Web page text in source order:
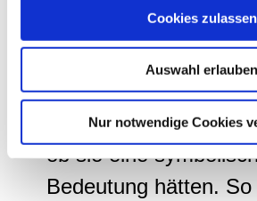
zu können und die Zugriffe auf unsere
analysieren. Außerdem geben wir
Verwendung unserer Website an
Partner führen diese Informationen
weiteren Daten zusammen, die Sie
haben oder die sie im Rahmen Ihrer
Cookies zulassen
Auswahl erlauben
Nur notwendige Cookies
werden, fungierten
weiter, als eine Art
S.415), die die Frage
ob sie eine
Bedeutung hätten.